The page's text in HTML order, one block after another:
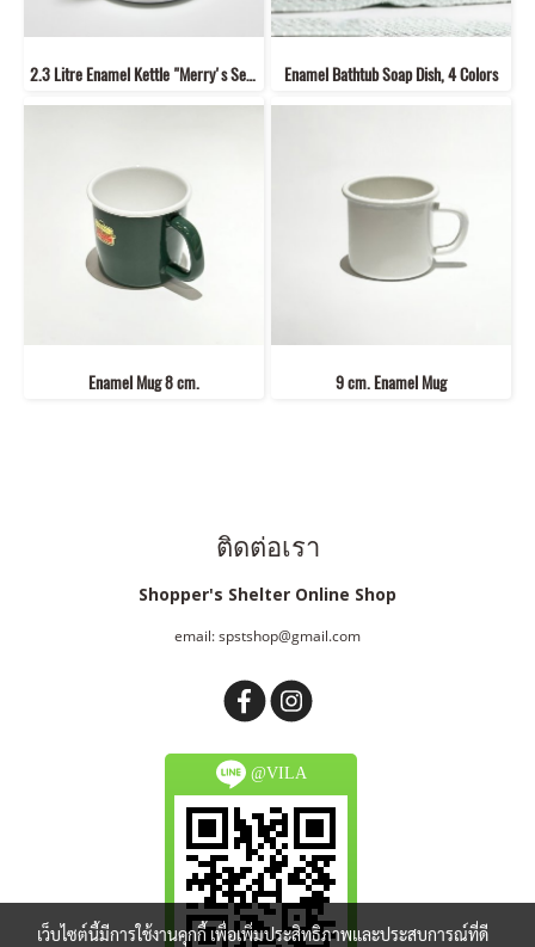
2.3 Litre Enamel Kettle "Merry's Series" Enamel Bathtub Soap Dish, 4 Colors
Enamel Mug 8 cm. 9 cm. Enamel Mug
ติดต่อเรา
Shopper's Shelter Online Shop
email: spstshop@gmail.com
@VILA
เว็บไซต์นี้มีการใช้งานคุกกี้ เพื่อเพิ่มประสิทธิภาพและประสบการณ์ที่ดี